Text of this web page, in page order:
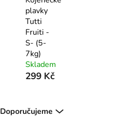
plavky
Tutti
Fruiti -
S- (5-
7kg)
Skladem
299 Kč
Doporučujeme